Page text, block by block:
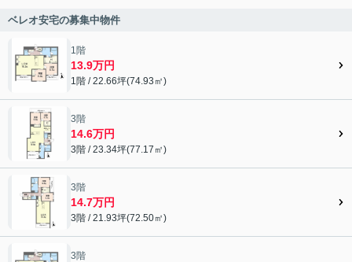
ベレオ安宅の募集中物件
1階
13.9万円
1階 / 22.66坪(74.93㎡)
3階
14.6万円
3階 / 23.34坪(77.17㎡)
3階
14.7万円
3階 / 21.93坪(72.50㎡)
3階